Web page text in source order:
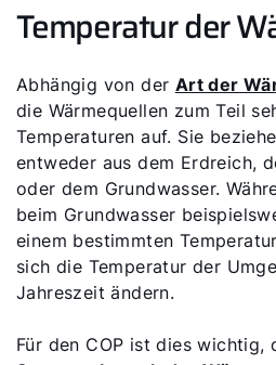
Temperatur der
Abhängig von der Art der
die Wärmequellen zum Teil
Temperaturen auf. Sie
entweder aus dem Erdreich,
oder dem Grundwasser.
beim Grundwasser
einem bestimmten
sich die Temperatur der
Jahreszeit ändern.
Für den COP ist dies wichtig,